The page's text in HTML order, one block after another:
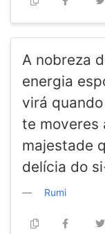
A nobreza
energia
virá
te moveres
majestade
delícia do
Rumi